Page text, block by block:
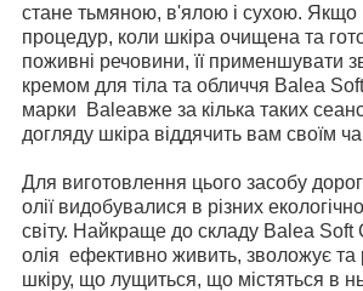
стане тьмяною, в'ялою і сухою. Якщо
процедур, коли шкіра очищена та
поживні речовини, її применшувати
кремом для тіла та обличчя Balea
марки Baleaвже за кілька таких
догляду шкіра віддячить вам своїм
Для виготовлення цього засобу
олії видобувалися в різних
світу. Найкраще до складу Balea Soft
олія ефективно живить, зволожує та
шкіру, що лущиться, що містяться в